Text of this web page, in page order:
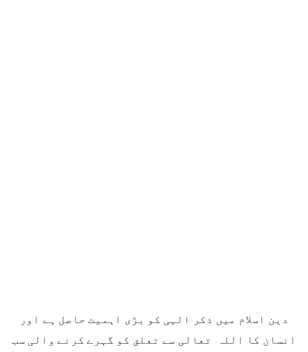
دین اسلام میں ذکر الہی کو بڑی اہمیت حاصل ہے اور
انسان کا اللہ تعالی سے تعلق کو گہرے کرنے والی سب